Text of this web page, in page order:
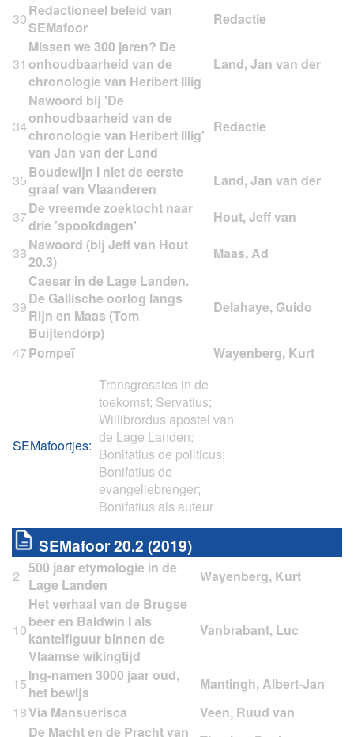
30Redactioneel beleid van
SEMafoor
31
Missen we 300 jaren? De
onhoudbaarheid van de
chronologie van Heribert Illig
34
Nawoord bij 'De
onhoudbaarheid van de
chronologie van Heribert Illig'
van Jan van der Land
35Boudewijn I niet de eerste
graaf van Vlaanderen
37De vreemde zoektocht naar
drie 'spookdagen'
38Nawoord (bij Jeff van Hout
20.3)
39
Caesar in de Lage Landen.
De Gallische oorlog langs
Rijn en Maas (Tom
Buijtendorp)
47Pompeï
SEMafoortjes:
Transgressies in de
toekomst; Servatius;
Willibrordus apostel van
de Lage Landen;
Bonifatius de politicus;
Bonifatius de
evangeliebrenger;
Bonifatius als auteur
SEMafoor 20.2 (2019)
2 500 jaar etymologie in de
Lage Landen
10
Het verhaal van de Brugse
beer en Baldwin I als
kantelfiguur binnen de
Vlaamse wikingtijd
15Ing-namen 3000 jaar oud,
het bewijs
18Via Mansuerisca
De Macht en de Pracht van